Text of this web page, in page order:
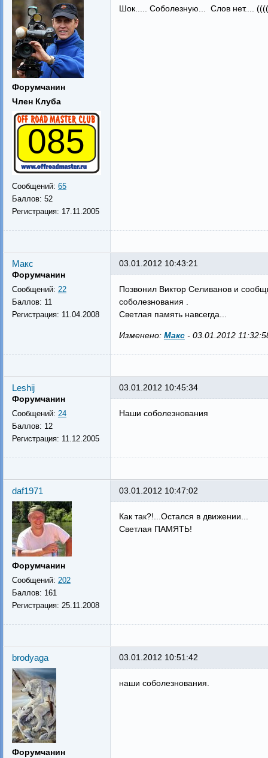
Форумчанин
Член Клуба
085
Сообщений: 65
Баллов: 52
Регистрация: 17.11.2005
Шок..... Соболезную... Слов нет....
Макс
Форумчанин
Сообщений: 22
Баллов: 11
Регистрация: 11.04.2008
03.01.2012 10:43:21
Позвонил Виктор Селиванов и
соболезнования .
Светлая память навсегда...
Изменено: Макс- 03.01.2012
Leshij
Форумчанин
Сообщений: 24
Баллов: 12
Регистрация: 11.12.2005
03.01.2012 10:45:34
Наши соболезнования
daf1971
Форумчанин
Сообщений: 202
Баллов: 161
Регистрация: 25.11.2008
03.01.2012 10:47:02
Как так?!...Остался в движении...
Светлая ПАМЯТЬ!
brodyaga
Форумчанин
03.01.2012 10:51:42
наши соболезнования.